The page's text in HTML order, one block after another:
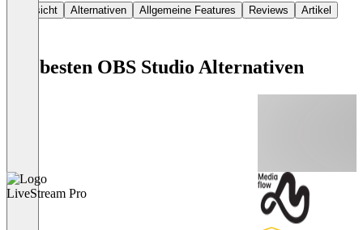
Übersicht Alternativen Allgemeine Features Reviews Artikel
Die besten OBS Studio Alternativen
LiveStream Pro